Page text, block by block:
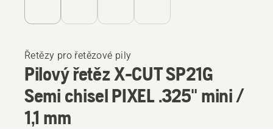
Řetězy pro řetězové pily
Pilový řetěz X-CUT SP21G
Semi chisel PIXEL .325" mini /
1,1 mm